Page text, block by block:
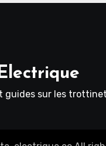
guides sur les